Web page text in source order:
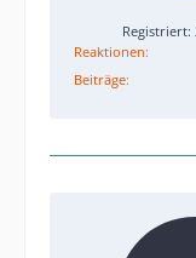
Registriert:
Reaktionen
Beiträge